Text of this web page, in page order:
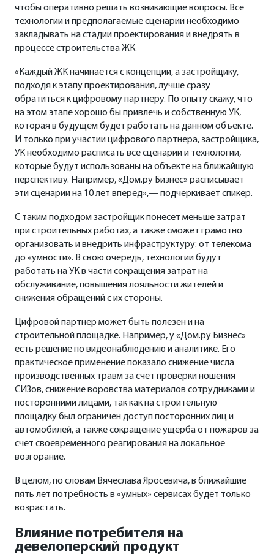
чтобы оперативно решать возникающие вопросы. Все
технологии и предполагаемые сценарии необходимо
закладывать на стадии проектирования и внедрять в
процессе строительства ЖК.
«Каждый ЖК начинается с концепции, а застройщику,
подходя к этапу проектирования, лучше сразу
обратиться к цифровому партнеру. По опыту скажу, что
на этом этапе хорошо бы привлечь и собственную УК,
которая в будущем будет работать на данном объекте.
И только при участии цифрового партнера, застройщика,
УК необходимо расписать все сценарии и технологии,
которые будут использованы на объекте на ближайшую
перспективу. Например, «Дом.ру Бизнес» расписывает
эти сценарии на 10 лет вперед»,— подчеркивает спикер.
С таким подходом застройщик понесет меньше затрат
при строительных работах, а также сможет грамотно
организовать и внедрить инфраструктуру: от телекома
до «умности». В свою очередь, технологии будут
работать на УК в части сокращения затрат на
обслуживание, повышения лояльности жителей и
снижения обращений с их стороны.
Цифровой партнер может быть полезен и на
строительной площадке. Например, у «Дом.ру Бизнес»
есть решение по видеонаблюдению и аналитике. Его
практическое применение показало снижение числа
производственных травм за счет проверки ношения
СИЗов, снижение воровства материалов сотрудниками и
посторонними лицами, так как на строительную
площадку был ограничен доступ посторонних лиц и
автомобилей, а также сокращение ущерба от пожаров за
счет своевременного реагирования на локальное
возгорание.
В целом, по словам Вячеслава Яросевича, в ближайшие
пять лет потребность в «умных» сервисах будет только
возрастать.
Влияние потребителя на
девелоперский продукт